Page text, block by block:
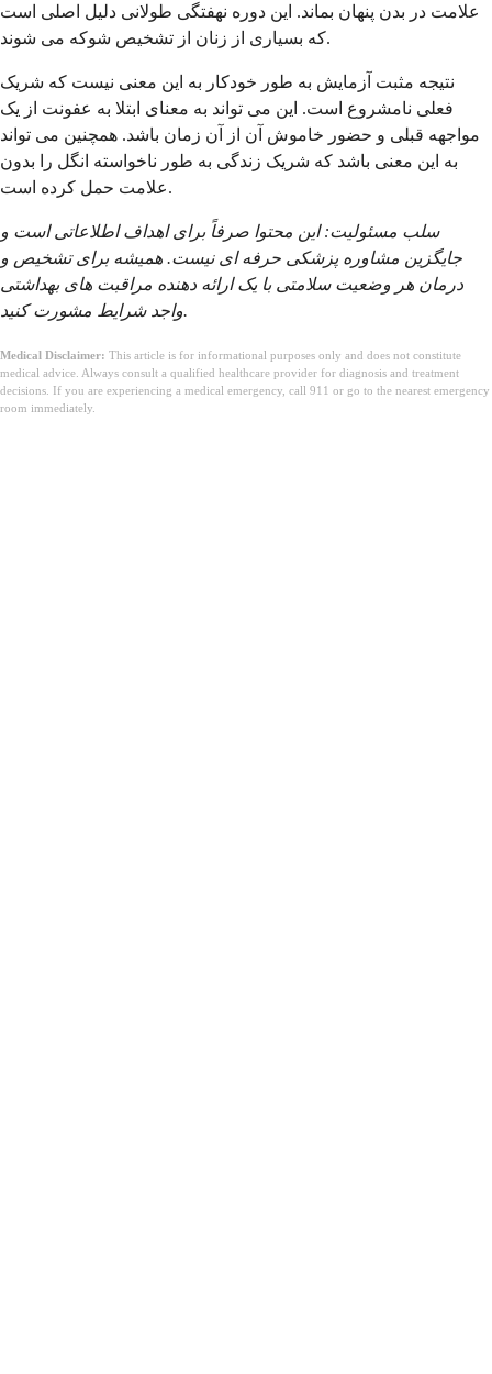
علامت در بدن پنهان بماند. این دوره نهفتگی طولانی دلیل اصلی است
که بسیاری از زنان از تشخیص شوکه می شوند.
نتیجه مثبت آزمایش به طور خودکار به این معنی نیست که شریک
فعلی نامشروع است. این می تواند به معنای ابتلا به عفونت از یک
مواجهه قبلی و حضور خاموش آن از آن زمان باشد. همچنین می تواند
به این معنی باشد که شریک زندگی به طور ناخواسته انگل را بدون
علامت حمل کرده است.
سلب مسئولیت: این محتوا صرفاً برای اهداف اطلاعاتی است و
جایگزین مشاوره پزشکی حرفه ای نیست. همیشه برای تشخیص و
درمان هر وضعیت سلامتی با یک ارائه دهنده مراقبت های بهداشتی
واجد شرایط مشورت کنید.
Medical Disclaimer: This article is for informational purposes only and does not constitute
medical advice. Always consult a qualified healthcare provider for diagnosis and treatment
decisions. If you are experiencing a medical emergency, call 911 or go to the nearest emergency
room immediately.